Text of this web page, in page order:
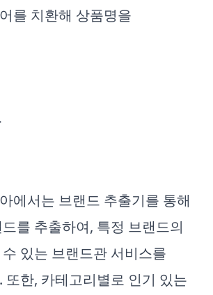
를 치환해 상품명을
에서는 브랜드 추출기를 통해
를 추출하여, 특정 브랜드의
있는 브랜드관 서비스를
또한, 카테고리별로 인기 있는